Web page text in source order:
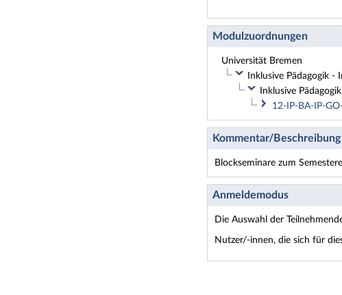
Modulzuordnungen
Universität Bremen
Inklusive Pädagogik -
Inklusive
12-IP-BA-IP-
Kommentar/Beschreibung
Blockseminare zum
Anmeldemodus
Die Auswahl der
Nutzer/-innen, die sich für